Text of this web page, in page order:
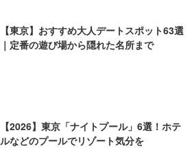
【東京】おすすめ大人デートスポット63選
｜定番の遊び場から隠れた名所まで
【2026】東京「ナイトプール」6選！ホテ
ルなどのプールでリゾート気分を